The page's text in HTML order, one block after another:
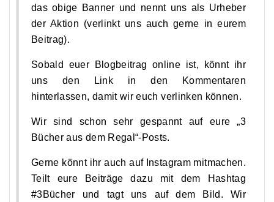
das obige Banner und nennt uns als Urheber
der Aktion (verlinkt uns auch gerne in eurem
Beitrag).
Sobald euer Blogbeitrag online ist, könnt ihr
uns den Link in den Kommentaren
hinterlassen, damit wir euch verlinken können.
Wir sind schon sehr gespannt auf eure „3
Bücher aus dem Regal“-Posts.
Gerne könnt ihr auch auf Instagram mitmachen.
Teilt eure Beiträge dazu mit dem Hashtag
#3Bücher und tagt uns auf dem Bild. Wir